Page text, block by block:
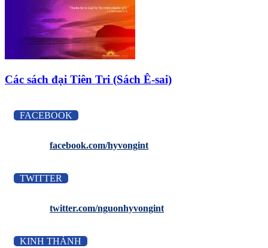
Các sách đại Tiên Tri (Sách Ê-sai)
FACEBOOK
facebook.com/hyvongint
TWITTER
twitter.com/nguonhyvongint
KINH THÁNH